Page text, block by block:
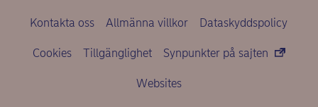
Kontakta oss Allmänna villkor Dataskyddspolicy
Cookies Tillgänglighet Synpunkter på sajten
Websites